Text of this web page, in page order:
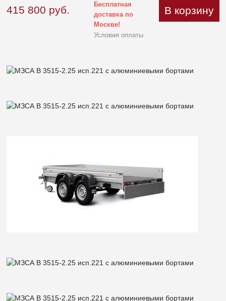
415 800 руб.
Бесплатная
доставка по
Москве!
Условия оплаты
В корзину